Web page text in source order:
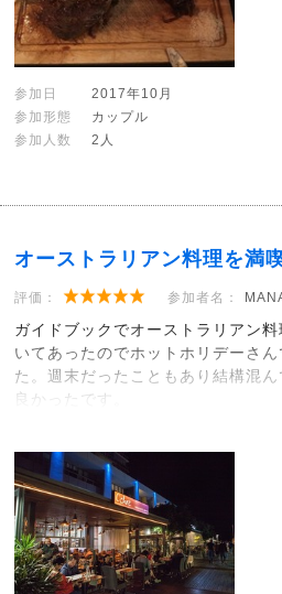
参加日
2017年10月
参加形態
カップル
参加人数
2人
オーストラリアン料理を満
評価： 参加者名：
ガイドブックでオーストラリアン
いてあったのでホットホリデーさ
た。週末だったこともあり結構混
良かったです。